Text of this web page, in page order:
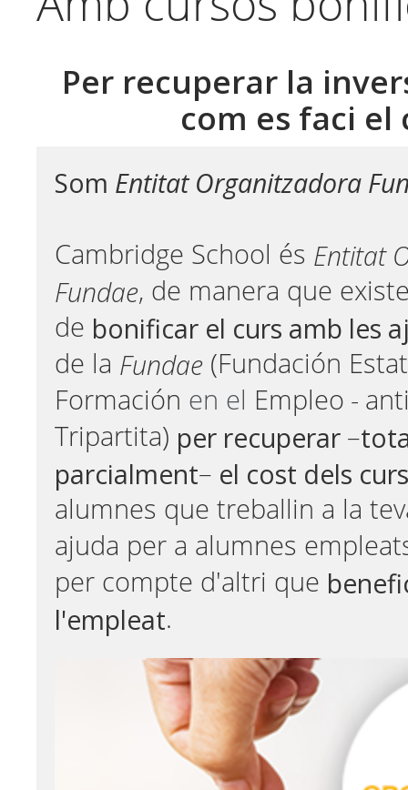
Per recuperar la
com es faci el
Som Entitat Organitzadora
Cambridge School és Entitat
Fundae, de manera que
de bonificar el curs amb les
de la Fundae (Fundación
Formación en el Empleo -
Tripartita) per recuperar –
parcialment– el cost dels
alumnes que treballin a la
ajuda per a alumnes
per compte d'altri que
l'empleat.